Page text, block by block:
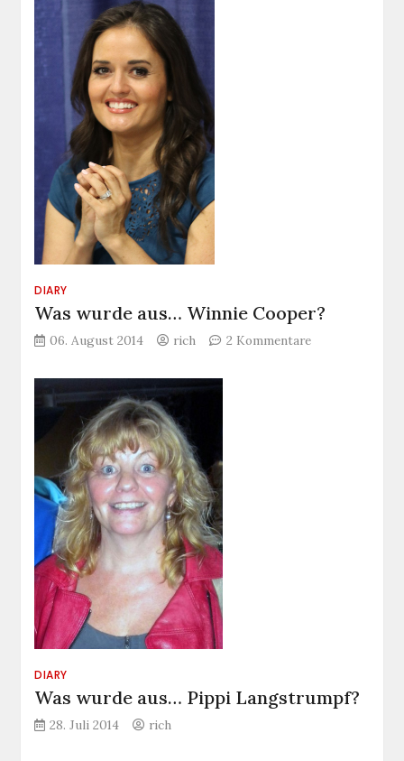
DIARY
Was wurde aus… Winnie Cooper?
06. August 2014 rich 2 Kommentarezu
DIARY
Was wurde aus… Pippi Langstrumpf?
28. Juli 2014 rich